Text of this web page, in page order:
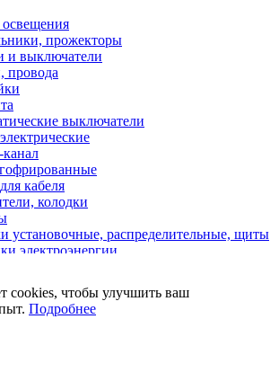
прожекторы
и выключатели
провода
выключатели
кабеля
колодки
установочные, распределительные, щиты
электроэнергии
cookies, чтобы улучшить ваш
Подробнее